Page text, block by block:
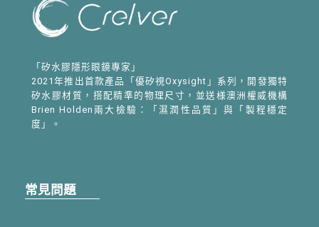
「矽水膠隱形眼鏡專家」
2021年推出首款產品「優矽視Oxysight」系列，開發獨特
矽水膠材質，搭配精準的物理尺寸，並送様澳洲權威機構
Brien Holden兩大檢驗：「濕潤性品質」與「製程穩定
度」。
常見問題